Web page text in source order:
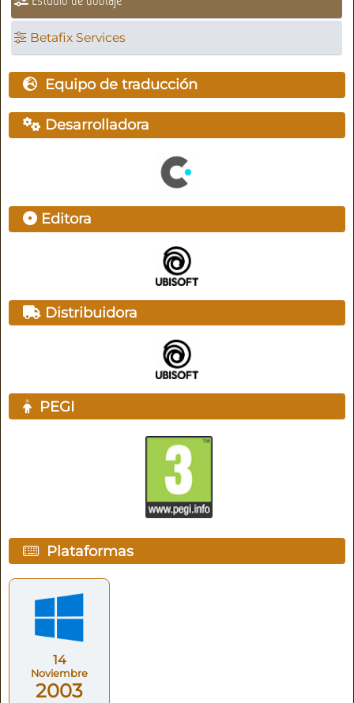
Betafix Services
Equipo de traducción
Desarrolladora
Editora
Distribuidora
PEGI
Plataformas
14
Noviembre
2003